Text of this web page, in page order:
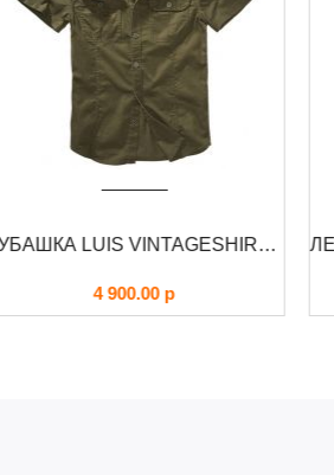
РУБАШКА LUIS VINTAGESHIRT SHORT BRANDIT